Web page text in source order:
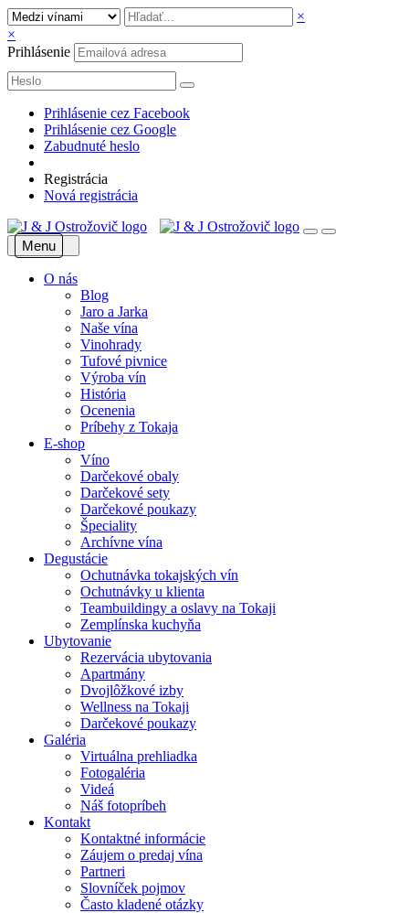
×
×
Prihlásenie
Prihlásenie cez Facebook
Prihlásenie cez Google
Zabudnuté heslo
Registrácia
Nová registrácia
Menu
O nás
Blog
Jaro a Jarka
Naše vína
Vinohrady
Tufové pivnice
Výroba vín
História
Ocenenia
Príbehy z Tokaja
E-shop
Víno
Darčekové obaly
Darčekové sety
Darčekové poukazy
Špeciality
Archívne vína
Degustácie
Ochutnávka tokajských vín
Ochutnávky u klienta
Teambuildingy a oslavy na Tokaji
Zemplínska kuchyňa
Ubytovanie
Rezervácia ubytovania
Apartmány
Dvojlôžkové izby
Wellness na Tokaji
Darčekové poukazy
Galéria
Virtuálna prehliadka
Fotogaléria
Videá
Náš fotopríbeh
Kontakt
Kontaktné informácie
Záujem o predaj vína
Partneri
Slovníček pojmov
Často kladené otázky